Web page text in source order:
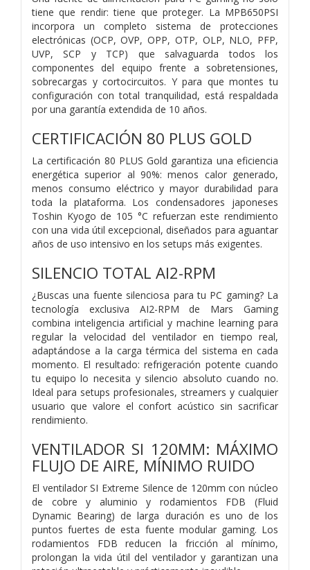
tiene que rendir: tiene que proteger. La MPB650PSI
incorpora un completo sistema de protecciones
electrónicas (OCP, OVP, OPP, OTP, OLP, NLO, PFP,
UVP, SCP y TCP) que salvaguarda todos los
componentes del equipo frente a sobretensiones,
sobrecargas y cortocircuitos. Y para que montes tu
configuración con total tranquilidad, está respaldada
por una garantía extendida de 10 años.
CERTIFICACIÓN 80 PLUS GOLD
La certificación 80 PLUS Gold garantiza una eficiencia
energética superior al 90%: menos calor generado,
menos consumo eléctrico y mayor durabilidad para
toda la plataforma. Los condensadores japoneses
Toshin Kyogo de 105 °C refuerzan este rendimiento
con una vida útil excepcional, diseñados para aguantar
años de uso intensivo en los setups más exigentes.
SILENCIO TOTAL AI2-RPM
¿Buscas una fuente silenciosa para tu PC gaming? La
tecnología exclusiva AI2-RPM de Mars Gaming
combina inteligencia artificial y machine learning para
regular la velocidad del ventilador en tiempo real,
adaptándose a la carga térmica del sistema en cada
momento. El resultado: refrigeración potente cuando
tu equipo lo necesita y silencio absoluto cuando no.
Ideal para setups profesionales, streamers y cualquier
usuario que valore el confort acústico sin sacrificar
rendimiento.
VENTILADOR SI 120MM: MÁXIMO
FLUJO DE AIRE, MÍNIMO RUIDO
El ventilador SI Extreme Silence de 120mm con núcleo
de cobre y aluminio y rodamientos FDB (Fluid
Dynamic Bearing) de larga duración es uno de los
puntos fuertes de esta fuente modular gaming. Los
rodamientos FDB reducen la fricción al mínimo,
prolongan la vida útil del ventilador y garantizan una